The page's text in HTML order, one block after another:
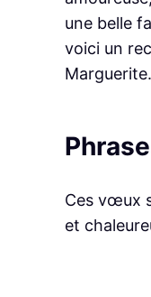
une belle
voici un
Marguerite.
Ces vœux
et